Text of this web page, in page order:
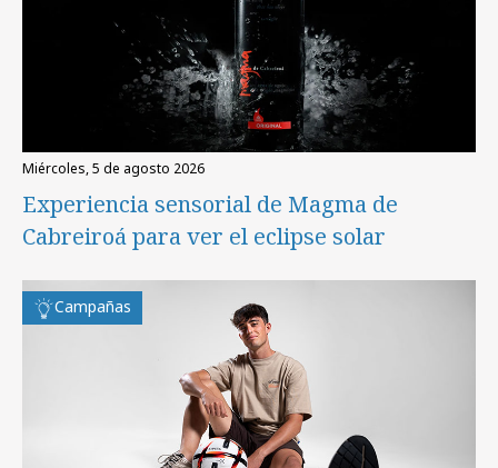
miércoles, 5 de agosto 2026
Experiencia sensorial de Magma de
Cabreiroá para ver el eclipse solar
Campañas